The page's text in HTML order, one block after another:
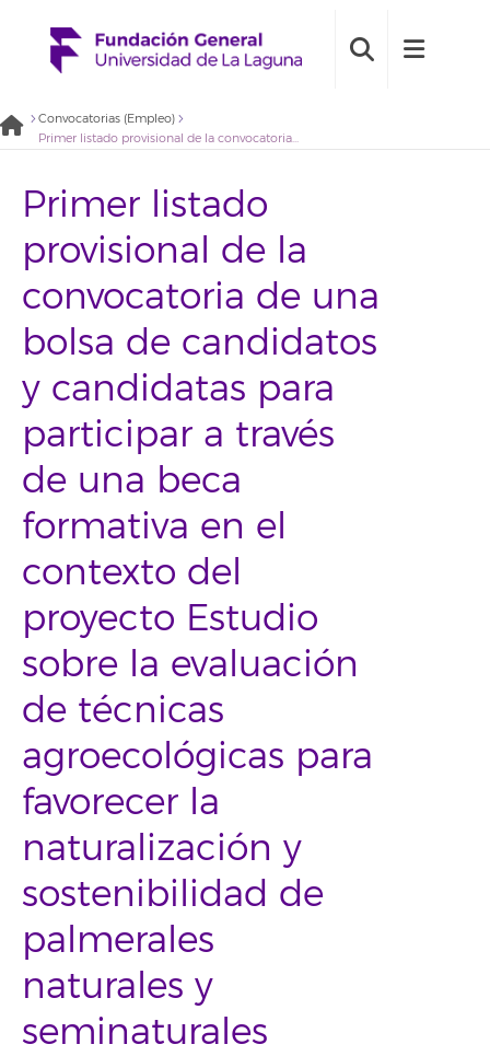
Convocatorias (Empleo)
Primer listado provisional de la convocatoria de una bolsa de candidatos y candidatas para participar a través de una beca formativa en el contexto del proyecto Estudio sobre la evaluación de técnicas agroecológicas para favorecer la naturalización y sostenibilidad de palmerales naturales y seminaturales
Primer listado
provisional de la
convocatoria de una
bolsa de candidatos
y candidatas para
participar a través
de una beca
formativa en el
contexto del
proyecto Estudio
sobre la evaluación
de técnicas
agroecológicas para
favorecer la
naturalización y
sostenibilidad de
palmerales
naturales y
seminaturales